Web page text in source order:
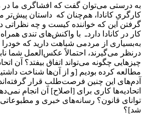
به ‌درستی می‌توان گفت که افشاگری ما در
کارگریِ کانادا، هم‌چنان که ‌داستان پیش‌تر
گرفتن این ‌که خواننده‌‌ کیست و چه نظراتی
کار در کانادا دارد‌ـ با واکنش‌های تندی همراه
به‌بسیاری از مردمی شباهت دارید ‌که
درنظر می‌گیرند، احتمالاً عکس‌العمل شما
چیزهایی چگونه می‌تواند اتفاق بیفتد؟ آن
مطالعه کرده بودیم [و از آن‌ها شناخت
آدم‌های این‌ چنین فرصت‌طلب قرار
اتحادیه‌ها کاری برای [اصلاح] آن انجام
توانای قانون؟ رسانه‌های خبری و مطبوعاتی
شد]؟